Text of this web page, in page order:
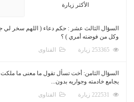
الأكثر زيارة
السؤال الثالث عشر : حكم دعاء ( اللهم سخر لي
وكل من فوضته أمري ) ؟
الفتاوى
السؤال الثامن: أخت تسأل تقول ما معنى ما ملكت
يجامع خادمته وجواريه بدون...
الفتاوى